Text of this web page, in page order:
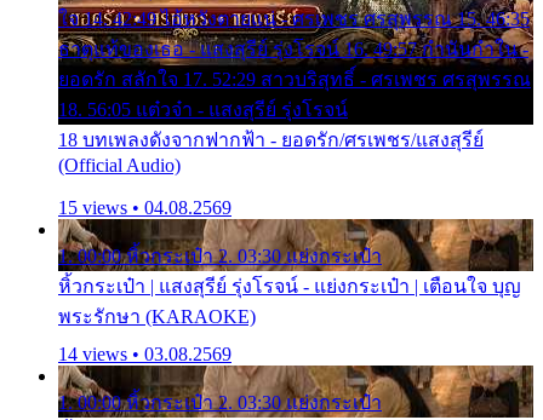
ใจ 14. 42:49 ไอ้หวังตายแน่ - ศรเพชร ศรสุพรรณ 15. 46:35
ธาตุแท้ของเธอ - แสงสุรีย์ รุ่งโรจน์ 16. 49:57 กำนันกำใน -
ยอดรัก สลักใจ 17. 52:29 สาวบริสุทธิ์ - ศรเพชร ศรสุพรรณ
18. 56:05 แต๋วจ๋า - แสงสุรีย์ รุ่งโรจน์
18 บทเพลงดังจากฟากฟ้า - ยอดรัก/ศรเพชร/แสงสุรีย์
(Official Audio)
15 views • 04.08.2569
1. 00:00 หิ้วกระเป๋า 2. 03:30 แย่งกระเป๋า
หิ้วกระเป๋า | แสงสุรีย์ รุ่งโรจน์ - แย่งกระเป๋า | เตือนใจ บุญ
พระรักษา (KARAOKE)
14 views • 03.08.2569
1. 00:00 หิ้วกระเป๋า 2. 03:30 แย่งกระเป๋า